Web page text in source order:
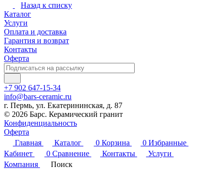
Назад к списку
Каталог
Услуги
Оплата и доставка
Гарантия и возврат
Контакты
Оферта
+7 902 647-15-34
info@bars-ceramic.ru
г. Пермь, ул. Екатерининская, д. 87
© 2026 Барс. Керамический гранит
Конфиденциальность
Оферта
Главная
Каталог 0 Корзина 0 Избранные
Кабинет
0 Сравнение Контакты
Услуги
Компания
Поиск